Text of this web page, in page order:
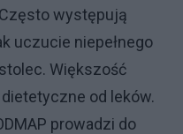
występują
uczucie niepełnego
Większość
od leków.
prowadzi do